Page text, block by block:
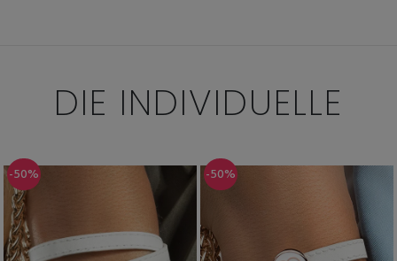
DIE INDIVIDUELLE
-50% -50%